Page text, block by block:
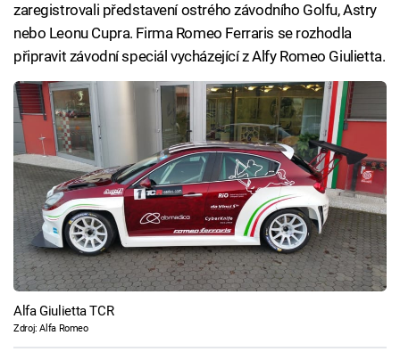
zaregistrovali představení ostrého závodního Golfu, Astry
nebo Leonu Cupra. Firma Romeo Ferraris se rozhodla
připravit závodní speciál vycházející z Alfy Romeo Giulietta.
Alfa Giulietta TCR
Zdroj: Alfa Romeo